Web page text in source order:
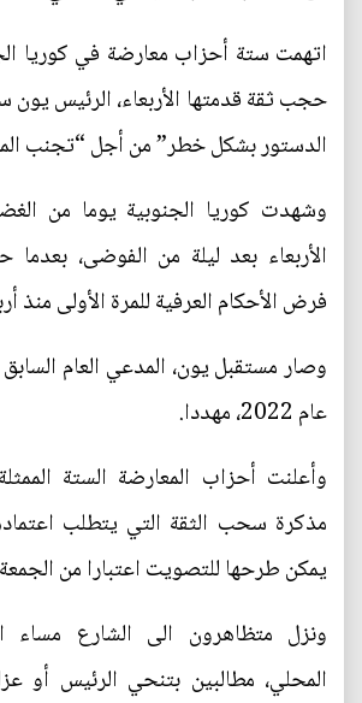
اتهمت ستة أحزاب معارضة في كوريا
حجب ثقة قدمتها الأربعاء، الرئيس يون
الدستور بشكل خطر” من أجل “تجنب
وشهدت كوريا الجنوبية يوما من
الأربعاء بعد ليلة من الفوضى،
فرض الأحكام العرفية للمرة الأولى منذ
وصار مستقبل يون، المدعي العام
عام 2022، مهددا.
وأعلنت أحزاب المعارضة الستة
مذكرة سحب الثقة التي يتطلب
يمكن طرحها للتصويت اعتبارا من
ونزل متظاهرون الى الشارع مساء
المحلي، مطالبين بتنحي الرئيس أو